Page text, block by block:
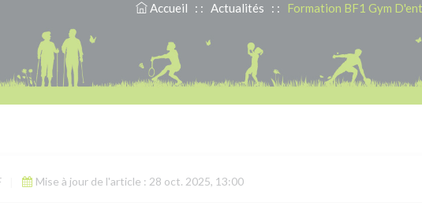
Accueil : : Actualités : : Formation BF1 Gym
Mise à jour de l'article : 28 oct. 2025, 13:00